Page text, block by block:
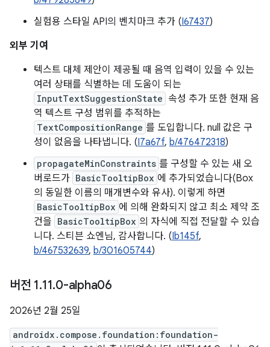
실험용 스타일 API의 벤치마크 추가 (I67437)
외부 기여
텍스트 대체 제안이 제공될 때 음역 입력이 있을 수 있는
여러 상태를 식별하는 데 도움이 되는
InputTextSuggestionState 속성 추가 또한 현재 음
역 텍스트 구성 범위를 추적하는
TextCompositionRange 를 도입합니다. null 값은 구
성이 없음을 나타냅니다. (I7a67f, b/476472318)
propagateMinConstraints 를 구성할 수 있는 새 오
버로드가 BasicTooltipBox 에 추가되었습니다(Box
의 동일한 이름의 매개변수와 유사). 이렇게 하면
BasicTooltipBox 에 의해 완화되지 않고 최소 제약 조
건을 BasicTooltipBox 의 자식에 직접 전달할 수 있습
니다. 스티븐 쇼엔님, 감사합니다. (Ib145f,
b/467532639, b/301605744)
버전 1.11.0-alpha06
2026년 2월 25일
androidx.compose.foundation:foundation-